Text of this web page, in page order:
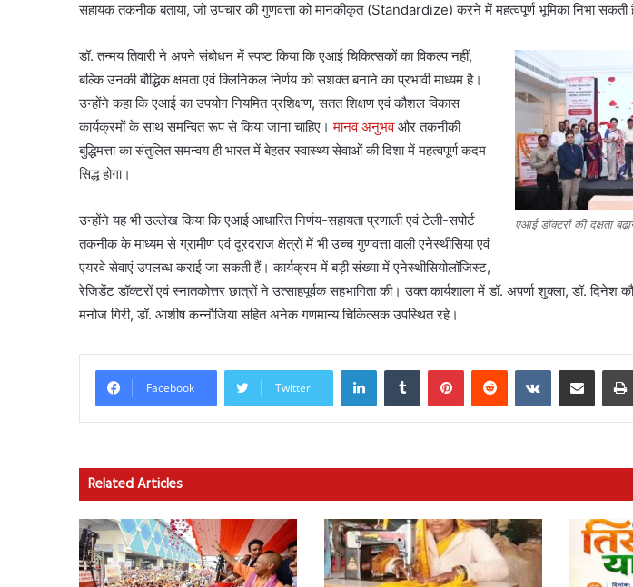
सहायक तकनीक बताया, जो उपचार की गुणवत्ता को मानकीकृत (Standardize) करने में महत्वपूर्ण भूमिका निभा सकती
एआई डॉक्टरों की दक्षता
डॉ. तन्मय तिवारी ने अपने संबोधन में स्पष्ट किया कि एआई चिकित्सकों का विकल्प नहीं,
बल्कि उनकी बौद्धिक क्षमता एवं क्लिनिकल निर्णय को सशक्त बनाने का प्रभावी माध्यम है।
उन्होंने कहा कि एआई का उपयोग नियमित प्रशिक्षण, सतत शिक्षण एवं कौशल विकास
कार्यक्रमों के साथ समन्वित रूप से किया जाना चाहिए।मानव अनुभवऔर तकनीकी
बुद्धिमत्ता का संतुलित समन्वय ही भारत में बेहतर स्वास्थ्य सेवाओं की दिशा में महत्वपूर्ण कदम
सिद्ध होगा।
उन्होंने यह भी उल्लेख किया कि एआई आधारित निर्णय-सहायता प्रणाली एवं टेली-सपोर्ट
तकनीक के माध्यम से ग्रामीण एवं दूरदराज क्षेत्रों में भी उच्च गुणवत्ता वाली एनेस्थीसिया एवं
एयरवे सेवाएं उपलब्ध कराई जा सकती हैं। कार्यक्रम में बड़ी संख्या में एनेस्थीसियोलॉजिस्ट,
रेजिडेंट डॉक्टरों एवं स्नातकोत्तर छात्रों ने उत्साहपूर्वक सहभागिता की। उक्त कार्यशाला में डॉ. अपर्णा शुक्ला, डॉ. दिनेश
मनोज गिरी, डॉ. आशीष कन्नौजिया सहित अनेक गणमान्य चिकित्सक उपस्थित रहे।
Facebook Twitter
LinkedInTumblr PinterestReddit VKontakteShare via Email
Related Articles